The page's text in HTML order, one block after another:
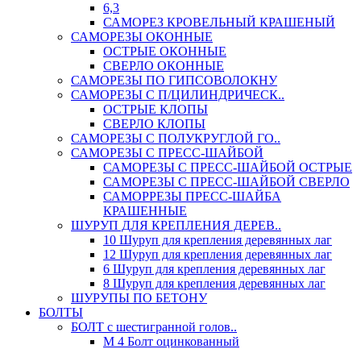
6,3
САМОРЕЗ КРОВЕЛЬНЫЙ КРАШЕНЫЙ
САМОРЕЗЫ ОКОННЫЕ
ОСТРЫЕ ОКОННЫЕ
СВЕРЛО ОКОННЫЕ
САМОРЕЗЫ ПО ГИПСОВОЛОКНУ
САМОРЕЗЫ С П/ЦИЛИНДРИЧЕСК..
ОСТРЫЕ КЛОПЫ
СВЕРЛО КЛОПЫ
САМОРЕЗЫ С ПОЛУКРУГЛОЙ ГО..
САМОРЕЗЫ С ПРЕСС-ШАЙБОЙ
САМОРЕЗЫ С ПРЕСС-ШАЙБОЙ ОСТРЫЕ
САМОРЕЗЫ С ПРЕСС-ШАЙБОЙ СВЕРЛО
САМОРРЕЗЫ ПРЕСС-ШАЙБА
КРАШЕННЫЕ
ШУРУП ДЛЯ КРЕПЛЕНИЯ ДЕРЕВ..
10 Шуруп для крепления деревянных лаг
12 Шуруп для крепления деревянных лаг
6 Шуруп для крепления деревянных лаг
8 Шуруп для крепления деревянных лаг
ШУРУПЫ ПО БЕТОНУ
БОЛТЫ
БОЛТ с шестигранной голов..
М 4 Болт оцинкованный